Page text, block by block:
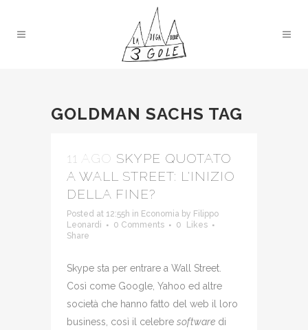
GOLDMAN SACHS TAG
11 AGO SKYPE QUOTATO
A WALL STREET: L'INIZIO
DELLA FINE?
Posted at 12:55h in Economia by Filippo
Leonardi
0 Comments 0
Likes
Share
Skype sta per entrare a Wall Street.
Così come Google, Yahoo ed altre
società che hanno fatto del web il loro
business, così il celebre software di